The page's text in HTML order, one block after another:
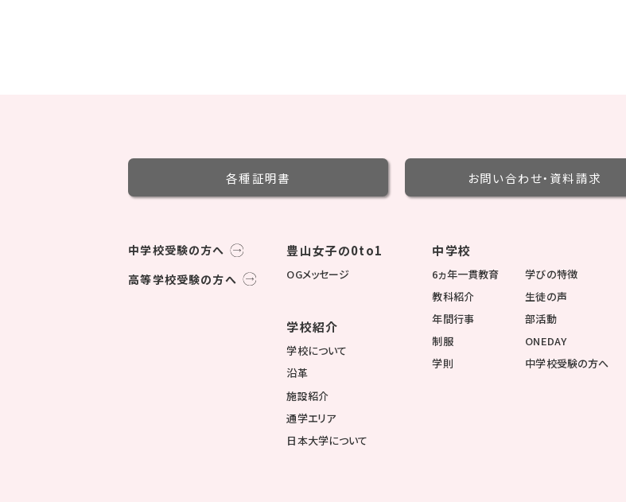
各種証明書 お問い合わせ・ 資料請求
中学校受験の方へ
高等学校受験の方へ
豊山女子の0to1
OGメッセージ
学校紹介
学校について
沿革
施設紹介
通学エリア
日本大学について
中学校
6ヵ年一貫教育
学びの特徴
教科紹介
生徒の声
年間行事
部活動
制服
ONEDAY
学則
中学校受験の方へ